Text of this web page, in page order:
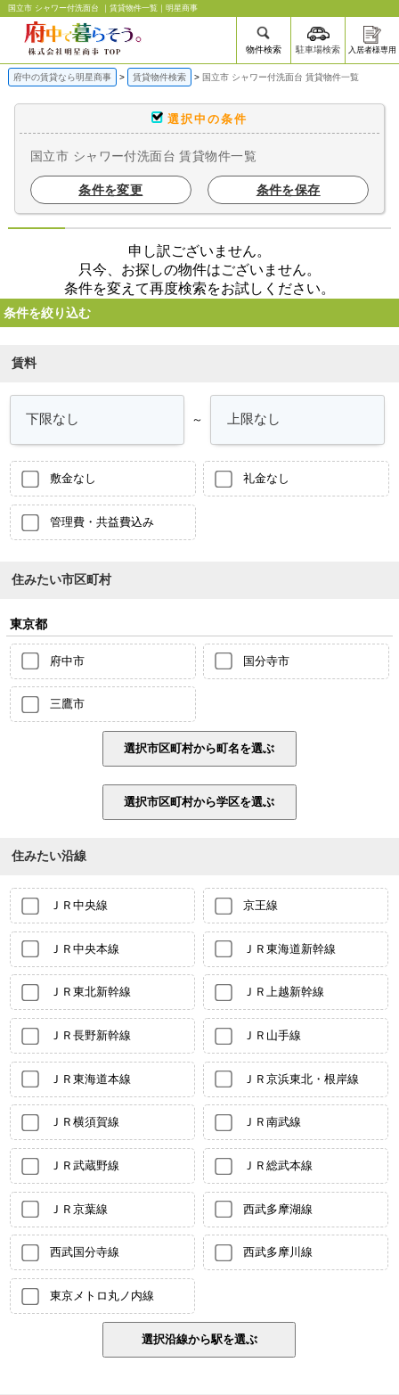
国立市 シャワー付洗面台 ｜賃貸物件一覧｜明星商事
物件検索 駐車場検索 入居者様専用
府中の賃貸なら明星商事 賃貸物件検索 国立市 シャワー付洗面台 賃貸物件一覧
選択中の条件
国立市 シャワー付洗面台 賃貸物件一覧
条件を変更 条件を保存
申し訳ございません。
只今、お探しの物件はございません。
条件を変えて再度検索をお試しください。
条件を絞り込む
賃料
～
敷金なし 礼金なし
管理費・共益費込み
住みたい市区町村
東京都
府中市 国分寺市
三鷹市
住みたい沿線
ＪＲ中央線 京王線
ＪＲ中央本線 ＪＲ東海道新幹線
ＪＲ東北新幹線 ＪＲ上越新幹線
ＪＲ長野新幹線 ＪＲ山手線
ＪＲ東海道本線 ＪＲ京浜東北・根岸線
ＪＲ横須賀線 ＪＲ南武線
ＪＲ武蔵野線 ＪＲ総武本線
ＪＲ京葉線 西武多摩湖線
西武国分寺線 西武多摩川線
東京メトロ丸ノ内線